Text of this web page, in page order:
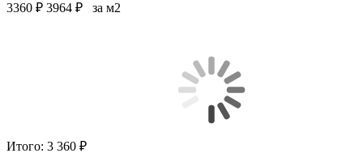
3360 ₽ 3964 ₽ за м2
Итого: 3 360 ₽